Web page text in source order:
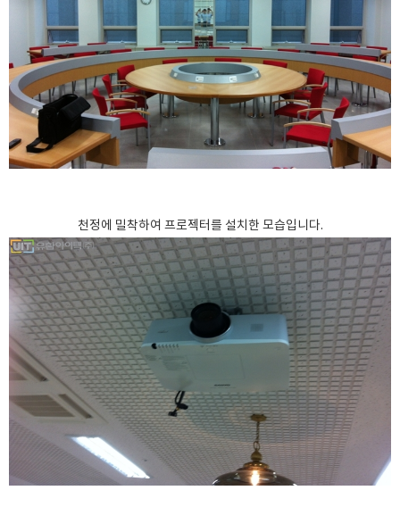
천정에 밀착하여 프로젝터를 설치한 모습입니다.